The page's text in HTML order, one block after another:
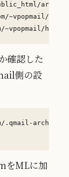
~vpopmail/
確認した
側の設
.qmail-archiver
をMLに加